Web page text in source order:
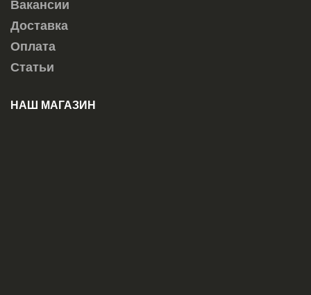
Вакансии
Доставка
Оплата
Статьи
НАШ МАГАЗИН